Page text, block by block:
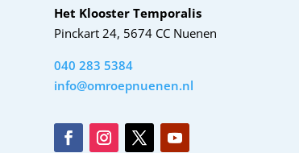
Het Klooster Temporalis
Pinckart 24, 5674 CC Nuenen
040 283 5384
info@omroepnuenen.nl